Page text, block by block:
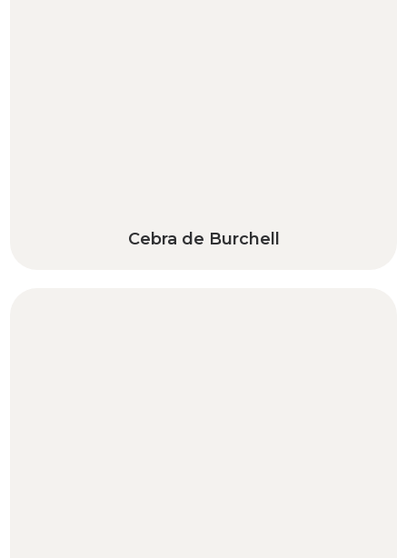
Cebra de Burchell